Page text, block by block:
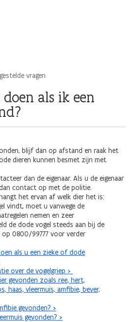
gaan
vragen
als ik een
blijf dan op afstand en raak het
dieren kunnen besmet zijn met
dan de eigenaar. Als u de eigenaar
contact op met de politie.
het ervan af welk dier het is:
vindt, moet u vanwege de
nemen en zeer
de dode vogel steeds aan bij de
op 0800/99777 voor verder
als u een zieke of dode
over de vogelgriep >
gevonden zoals ree, hert,
haas, vleermuis, amfibie, bever,
gevonden? >
gevonden? >